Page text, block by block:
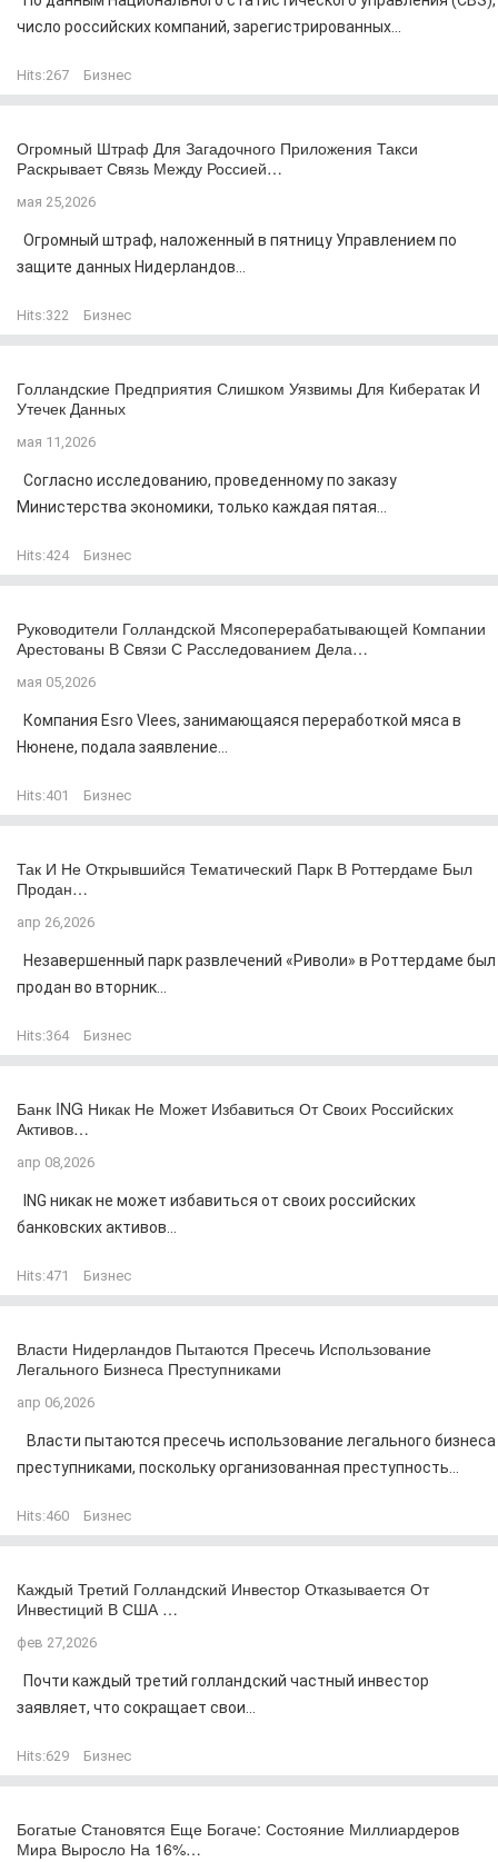
число российских компаний, зарегистрированных...
Hits:267 Бизнес
Огромный Штраф Для Загадочного Приложения Такси
Раскрывает Связь Между Россией…
мая 25,2026
Огромный штраф, наложенный в пятницу Управлением по
защите данных Нидерландов...
Hits:322 Бизнес
Голландские Предприятия Слишком Уязвимы Для Кибератак И
Утечек Данных
мая 11,2026
Согласно исследованию, проведенному по заказу
Министерства экономики, только каждая пятая...
Hits:424 Бизнес
Руководители Голландской Мясоперерабатывающей Компании
Арестованы В Связи С Расследованием Дела…
мая 05,2026
Компания Esro Vlees, занимающаяся переработкой мяса в
Нюнене, подала заявление...
Hits:401 Бизнес
Так И Не Открывшийся Тематический Парк В Роттердаме Был
Продан…
апр 26,2026
Незавершенный парк развлечений «Риволи» в Роттердаме был
продан во вторник...
Hits:364 Бизнес
Банк ING Никак Не Может Избавиться От Своих Российских
Активов…
апр 08,2026
ING никак не может избавиться от своих российских
банковских активов...
Hits:471 Бизнес
Власти Нидерландов Пытаются Пресечь Использование
Легального Бизнеса Преступниками
апр 06,2026
Власти пытаются пресечь использование легального бизнеса
преступниками, поскольку организованная преступность...
Hits:460 Бизнес
Каждый Третий Голландский Инвестор Отказывается От
Инвестиций В США …
фев 27,2026
Почти каждый третий голландский частный инвестор
заявляет, что сокращает свои...
Hits:629 Бизнес
Богатые Становятся Еще Богаче: Состояние Миллиардеров
Мира Выросло На 16%…